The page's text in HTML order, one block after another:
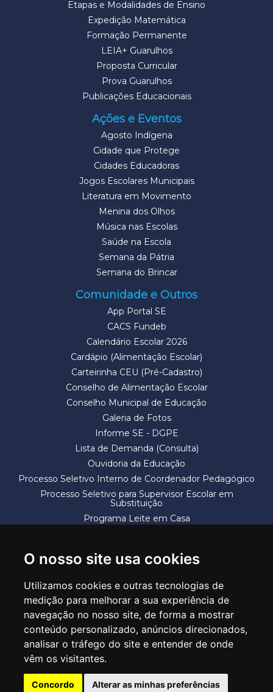
O nosso site usa cookies
Utilizamos cookies e outras tecnologias de
medição para melhorar a sua experiência de
navegação no nosso site, de forma a mostrar
conteúdo personalizado, anúncios direcionados,
analisar o tráfego do site e entender de onde
vêm os visitantes.
Concordo Alterar as minhas preferências
Etapas e Modalidades de Ensino
Expedição Matemática
Formação Permanente
LEIA+ Guarulhos
Proposta Curricular
Prova Guarulhos
Publicações Educacionais
Ações e Eventos
Agosto Indígena
Cidade que Protege
Cidades Educadoras
Jogos Escolares Municipais
Literatura em Movimento
Menina dos Olhos
Música nas Escolas
Saúde na Escola
Semana da Pátria
Semana do Brincar
Comunidade e Outros
App Portal SE
CACS Fundeb
Calendário Escolar 2026
Cardápio (Alimentação Escolar)
Carteirinha CEU (Pré-Cadastro)
Conselho de Alimentação Escolar
Conselho Municipal de Educação
Galeria de Fotos
Informe SE - DGPE
Lista de Demanda (Consulta)
Ouvidoria da Educação
Processo Seletivo Interno de Coordenador Pedagógico
Processo Seletivo para Supervisor Escolar em
Substituição
Programa Leite em Casa
SECRETARIA DE EDUCAÇÃO
Rua Claudino Barbosa, 313 - Macedo - Guarulhos/SP CEP 07113-040
Central de Atendimento: *55 11 2475-7300